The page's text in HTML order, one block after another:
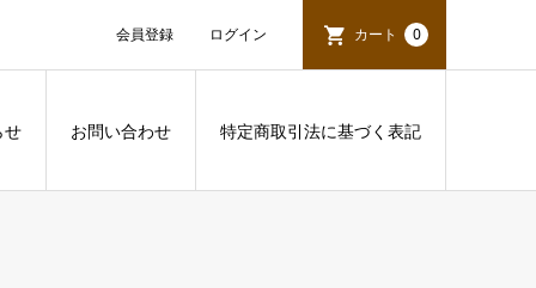
会員登録 ログイン カート 0
せ お問い合わせ 特定商取引法に基づく表記